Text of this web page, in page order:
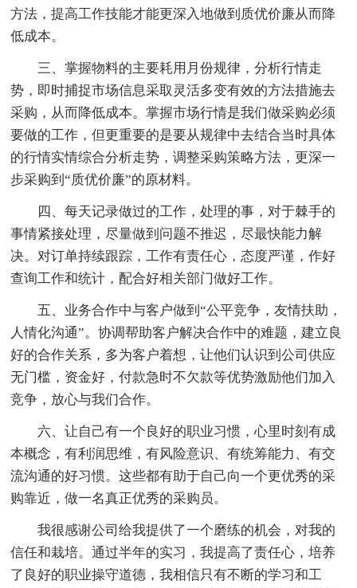
方法，提高工作技能才能更深入地做到质优价廉从而降
低成本。
三、掌握物料的主要耗用月份规律，分析行情走
势，即时捕捉市场信息采取灵活多变有效的方法措施去
采购，从而降低成本。掌握市场行情是我们做采购必须
要做的工作，但更重要的是要从规律中去结合当时具体
的行情实情综合分析走势，调整采购策略方法，更深一
步采购到“质优价廉”的原材料。
四、每天记录做过的工作，处理的事，对于棘手的
事情紧接处理，尽量做到问题不推迟，尽最快能力解
决。对订单持续跟踪，工作有责任心，态度严谨，作好
查询工作和统计，配合好相关部门做好工作。
五、业务合作中与客户做到“公平竞争，友情扶助，
人情化沟通”。协调帮助客户解决合作中的难题，建立良
好的合作关系，多为客户着想，让他们认识到公司供应
无门槛，资金好，付款急时不欠款等优势激励他们加入
竞争，放心与我们合作。
六、让自己有一个良好的职业习惯，心里时刻有成
本概念，有利润思维，有风险意识、有统筹能力、有交
流沟通的好习惯。这些都有助于自己向一个更优秀的采
购靠近，做一名真正优秀的采购员。
我很感谢公司给我提供了一个磨练的机会，对我的
信任和栽培。通过半年的实习，我提高了责任心，培养
了良好的职业操守道德，我相信只有不断的学习和工